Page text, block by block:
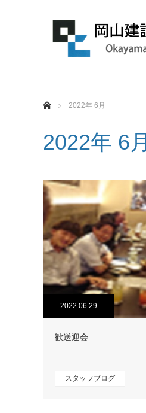
2022年 6月
2022年 6月
2022.06.29
歓送迎会
スタッフブログ